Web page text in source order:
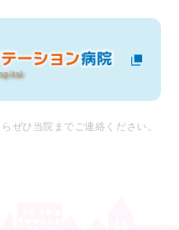
ぜひ当院までご連絡ください。